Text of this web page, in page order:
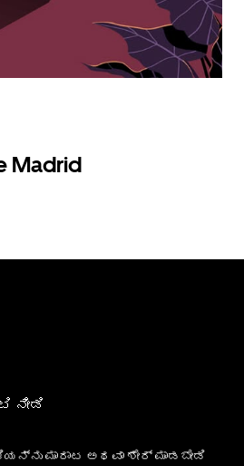
Madrid
ನೀಡಿ
ಮಾರಾಟ ಅಥವಾ ಶೇರ್‌ ಮಾಡಬೇಡಿ